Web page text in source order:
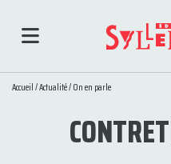
Accueil/Actualité/On en parle